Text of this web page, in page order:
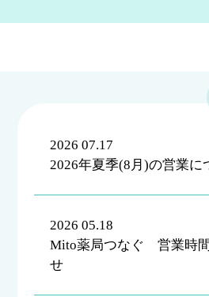
2026 07.17
2026年夏季(8月)の営業に
2026 05.18
Mito薬局つなぐ 営業時
せ